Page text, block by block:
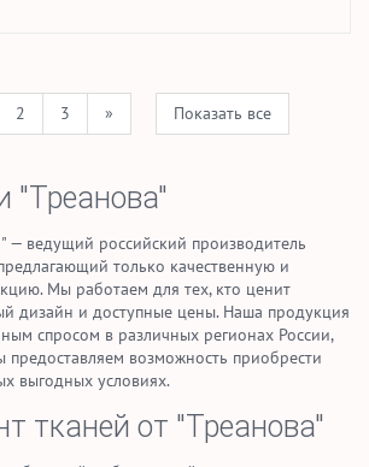
2 3 » Показать все
"Треанова"
— ведущий российский производитель
только качественную и
Мы работаем для тех, кто ценит
дизайн и доступные цены. Наша продукция
спросом в различных регионах России,
предоставляем возможность приобрести
выгодных условиях.
тканей от "Треанова"